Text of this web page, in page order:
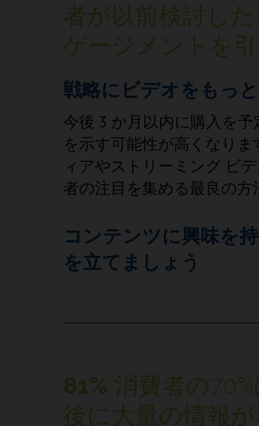
者が以前検討し
ゲージメントを
戦略にビデオをもっと
今後 3 か月以内に購入を
を示す可能性が高くなり
ィアやストリーミング ビ
者の注目を集める最良の方
コンテンツに興味を
を立てましょう
81% 消費者の
後に大量の情報